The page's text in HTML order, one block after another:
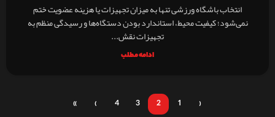
انتخاب باشگاه ورزشی تنها به میزان تجهیزات یا هزینه عضویت ختم
نمی‌شود؛ کیفیت محیط، استاندارد بودن دستگاه‌ها و رسیدگی منظم به
تجهیزات نقش...
ادامه مطلب
‹
1
2
3
4
›
»